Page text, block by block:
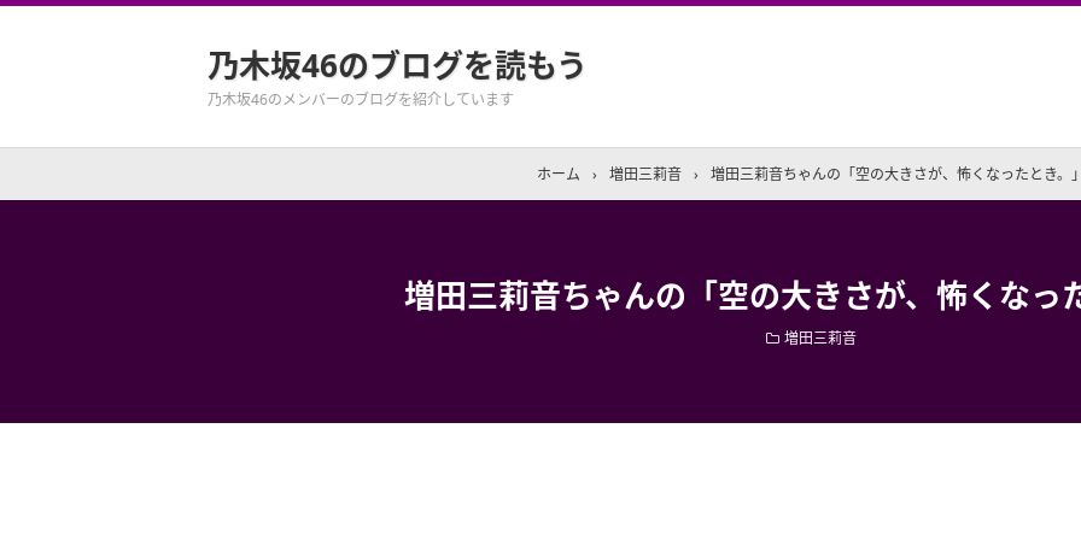
乃木坂46のブログを読もう
乃木坂46のメンバーのブログを紹介しています
ホーム › 増田三莉音 › 増田三莉音ちゃんの「空の大きさが、怖くなったとき。」
増田三莉音ちゃんの「空の大きさが、怖くなっ
増田三莉音